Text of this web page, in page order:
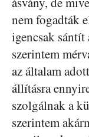
nem fogadták
igencsak
szerintem
az általam
állításra
szolgálnak a
szerintem